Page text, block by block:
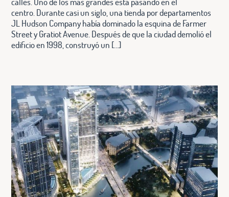
centro. Durante casi un siglo, una tienda por departamentos
JL Hudson Company había dominado la esquina de Farmer
Street y Gratiot Avenue. Después de que la ciudad demolió el
edificio en 1998, construyó un […]